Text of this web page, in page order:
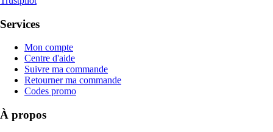
Services
Mon compte
Centre d'aide
Suivre ma commande
Retourner ma commande
Codes promo
À propos